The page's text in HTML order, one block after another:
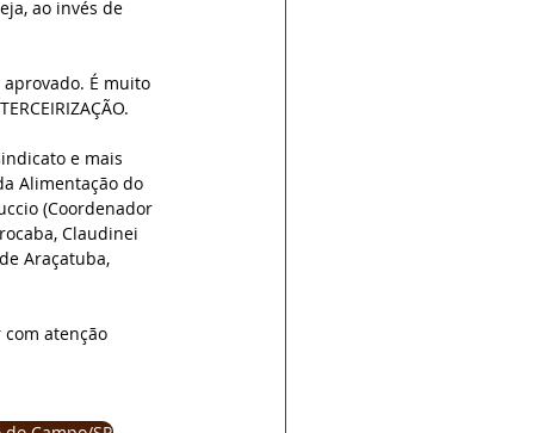
ao invés de
É muito
e mais
Alimentação do
(Coordenador
Claudinei
Araçatuba,
atenção